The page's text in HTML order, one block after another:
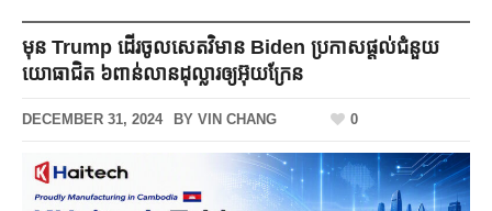
មុន Trump ដើរចូលសេតវិមាន Biden ប្រកាសផ្តល់ជំនួយ
យោធាជិត ៦ពាន់លានដុល្លារឲ្យអ៊ុយក្រែន
DECEMBER 31, 2024 BY VIN CHANG 0